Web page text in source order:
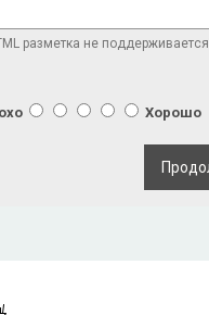
разметка не
Хорошо